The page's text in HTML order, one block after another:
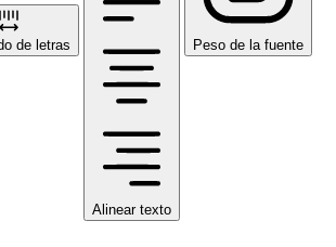
de letras
Alinear texto
Peso de la fuente